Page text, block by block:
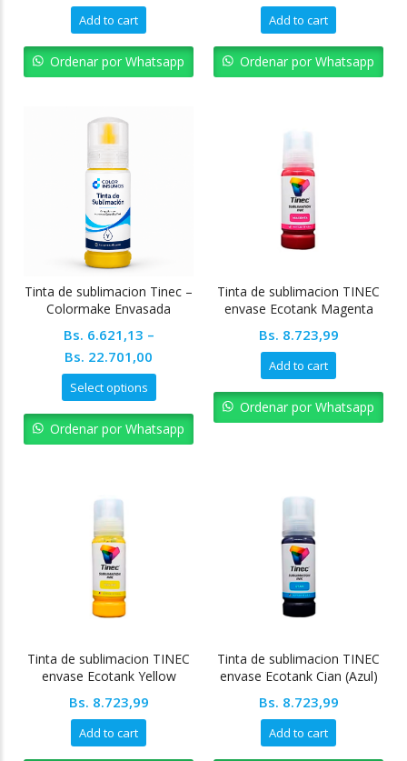
Add to cart
Ordenar por Whatsapp
Add to cart
Ordenar por Whatsapp
Tinta de sublimacion Tinec –
Colormake Envasada
Bs. 6.621,13 –
Bs. 22.701,00
Select options
Ordenar por Whatsapp
Tinta de sublimacion TINEC
envase Ecotank Magenta
Bs. 8.723,99
Add to cart
Ordenar por Whatsapp
Tinta de sublimacion TINEC
envase Ecotank Yellow
Bs. 8.723,99
Add to cart
Tinta de sublimacion TINEC
envase Ecotank Cian (Azul)
Bs. 8.723,99
Add to cart